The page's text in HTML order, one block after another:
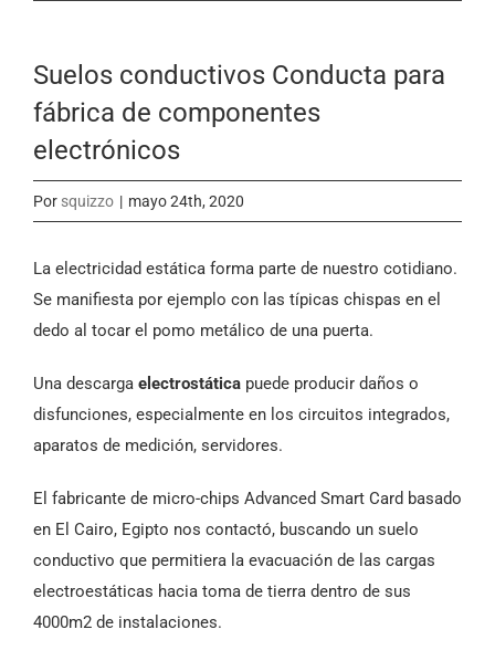
Suelos conductivos Conducta para
fábrica de componentes
electrónicos
Por squizzo | mayo 24th, 2020
La electricidad estática forma parte de nuestro cotidiano.
Se manifiesta por ejemplo con las típicas chispas en el
dedo al tocar el pomo metálico de una puerta.
Una descarga electrostática puede producir daños o
disfunciones, especialmente en los circuitos integrados,
aparatos de medición, servidores.
El fabricante de micro-chips Advanced Smart Card basado
en El Cairo, Egipto nos contactó, buscando un suelo
conductivo que permitiera la evacuación de las cargas
electroestáticas hacia toma de tierra dentro de sus
4000m2 de instalaciones.